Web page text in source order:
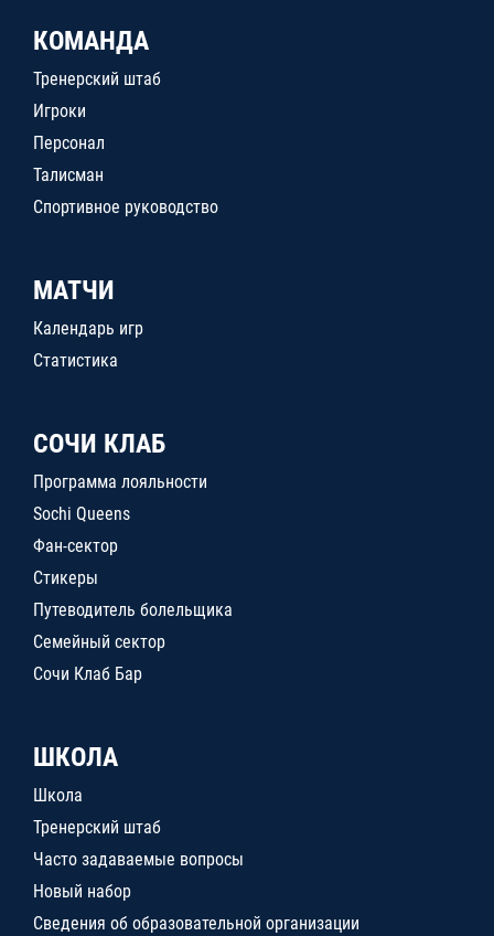
КОМАНДА
Тренерский штаб
Игроки
Персонал
Талисман
Спортивное руководство
МАТЧИ
Календарь игр
Статистика
СОЧИ КЛАБ
Программа лояльности
Sochi Queens
Фан-сектор
Стикеры
Путеводитель болельщика
Семейный сектор
Сочи Клаб Бар
ШКОЛА
Школа
Тренерский штаб
Часто задаваемые вопросы
Новый набор
Сведения об образовательной организации